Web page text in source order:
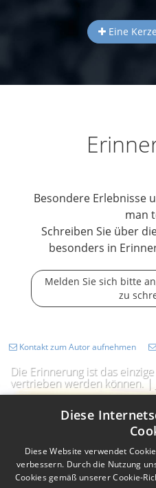
Eine
Besondere Erlebnisse
man
Schreiben Sie über
besonders in
Melden Sie sich bitte
zu
Die Erinnerung ist das
vertrieben werden können. |
Kontakt zum Autor aufnehmen
Diese
Diese Website verwendet
verbessern. Durch die Nutzung
Cookies gemäß unserer Cookie-